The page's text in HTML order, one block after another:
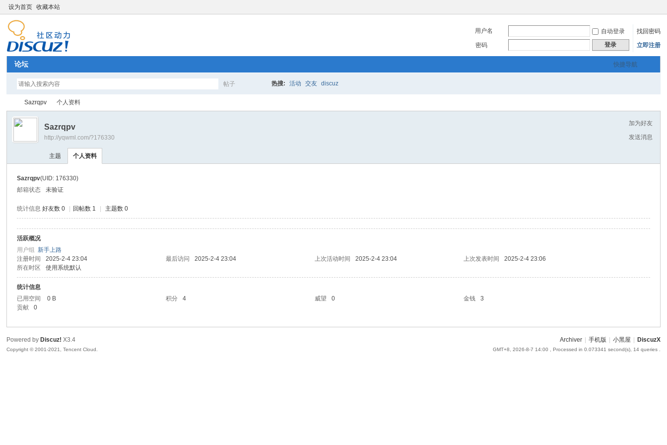
设为首页 收藏本站
用户名 自动登录
找回密码
密码
登录 立即注册
快捷导航
论坛
帖子 热搜: 活动 交友 discuz
uz!
›
Sazrqpv 个人资料
加为好友
发送消息
Sazrqpv
http://yqwml.com/?176330
主题 个人资料
Sazrqpv(UID: 176330)
邮箱状态
未验证
统计信息 好友数 0 回帖数 1 主题数 0
活跃概况
用户组新手上路
注册时间
2025-2-4 23:04 最后访问 2025-2-4 23:04 上次活动时间 2025-2-4 23:04 上次发表时间
2025-2-4 23:06
所在时区
使用系统默认
统计信息
已用空间
0 B 积分 4 威望 0 金钱
3
贡献
0
Archiver 手机版 小黑屋 DiscuzX
GMT+8, 2026-8-7 14:00 , Processed in 0.073341 second(s), 14 queries .
Powered by Discuz! X3.4
Copyright © 2001-2021, Tencent Cloud.